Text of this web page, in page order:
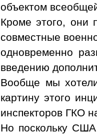
объектом
Кроме этого, они
совместные
одновременно
введению
Вообще мы
картину этого
инспекторов ГКО
Но поскольку